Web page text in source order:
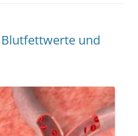
und